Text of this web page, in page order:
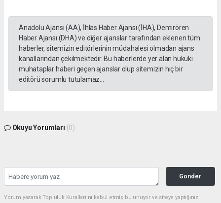
Anadolu Ajansı (AA), İhlas Haber Ajansı (İHA), Demirören
Haber Ajansı (DHA) ve diğer ajanslar tarafından eklenen tüm
haberler, sitemizin editörlerinin müdahalesi olmadan ajans
kanallarından çekilmektedir. Bu haberlerde yer alan hukuki
muhataplar haberi geçen ajanslar olup sitemizin hiç bir
editörü sorumlu tutulamaz...
Okuyu Yorumları (0)
Gonder
Yorum yazarak Topluluk Kuralları’nı kabul etmiş bulunuyor ve siteye yaptığınız